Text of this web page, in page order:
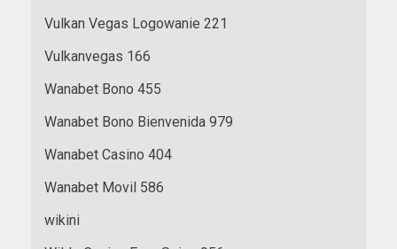
Vulkan Vegas Logowanie 221
Vulkanvegas 166
Wanabet Bono 455
Wanabet Bono Bienvenida 979
Wanabet Casino 404
Wanabet Movil 586
wikini